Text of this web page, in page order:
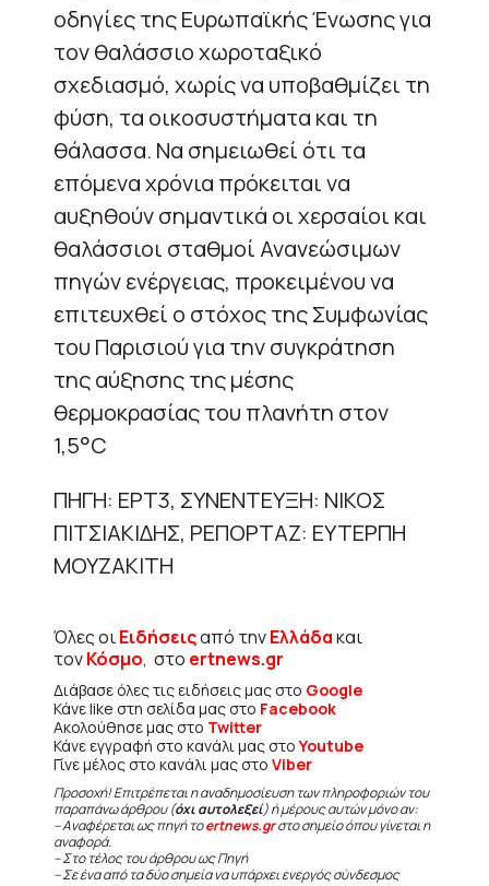
οδηγίες της Ευρωπαϊκής Ένωσης για
τον θαλάσσιο χωροταξικό
σχεδιασμό, χωρίς να υποβαθμίζει τη
φύση, τα οικοσυστήματα και τη
θάλασσα. Να σημειωθεί ότι τα
επόμενα χρόνια πρόκειται να
αυξηθούν σημαντικά οι χερσαίοι και
θαλάσσιοι σταθμοί Ανανεώσιμων
πηγών ενέργειας, προκειμένου να
επιτευχθεί ο στόχος της Συμφωνίας
του Παρισιού για την συγκράτηση
της αύξησης της μέσης
θερμοκρασίας του πλανήτη στον
1,5°C
ΠΗΓΗ: ΕΡΤ3, ΣΥΝΕΝΤΕΥΞΗ: ΝΙΚΟΣ
ΠΙΤΣΙΑΚΙΔΗΣ, ΡΕΠΟΡΤΑΖ: ΕΥΤΕΡΠΗ
ΜΟΥΖΑΚΙΤΗ
Όλες οιΕιδήσειςαπό τηνΕλλάδακαι
τονΚόσμο, στο ertnews.gr
Διάβασε όλες τις ειδήσεις μας στο Google
Κάνε like στη σελίδα μας στο Facebook
Ακολούθησε μας στο Twitter
Κάνε εγγραφή στο κανάλι μας στοYoutube
Γίνε μέλος στο κανάλι μας στο Viber
Προσοχή! Επιτρέπεται η αναδημοσίευση των πληροφοριών του
παραπάνω άρθρου (όχι αυτολεξεί) ή μέρους αυτών μόνο αν:
– Αναφέρεται ως πηγή τοertnews.grστο σημείο όπου γίνεται η
αναφορά.
– Στο τέλος του άρθρου ως Πηγή
– Σε ένα από τα δύο σημεία να υπάρχει ενεργός σύνδεσμος